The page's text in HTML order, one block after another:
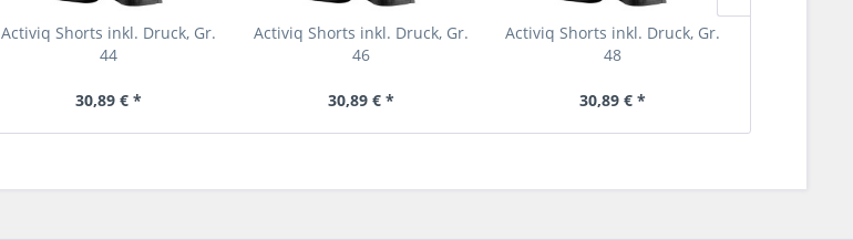
Activiq Shorts inkl. Druck, Gr.
44
30,89 € *
Activiq Shorts inkl. Druck, Gr.
46
30,89 € *
Activiq Shorts inkl. Druck, Gr.
48
30,89 € *